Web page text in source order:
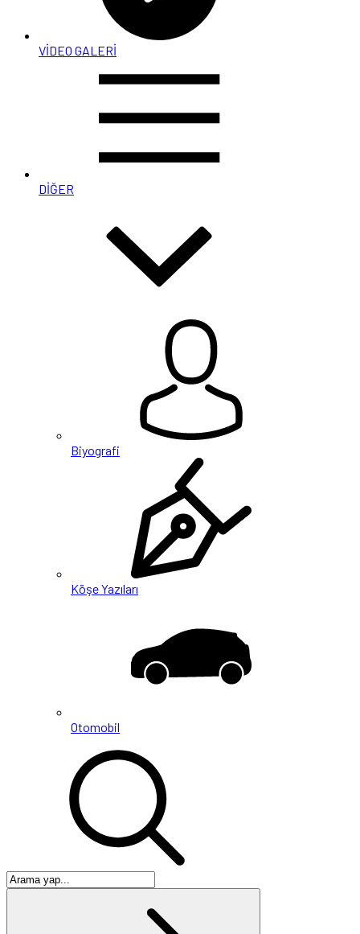
VİDEO GALERİ
DİĞER
Biyografi
Köşe Yazıları
Otomobil